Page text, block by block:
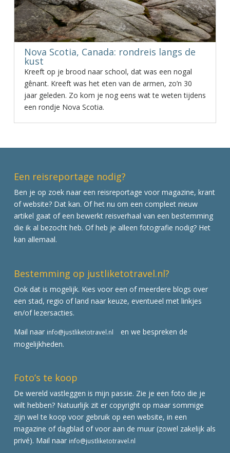
Nova Scotia, Canada: rondreis langs de
kust
Kreeft op je brood naar school, dat was een nogal
gênant. Kreeft was het eten van de armen, zo’n 30
jaar geleden. Zo kom je nog eens wat te weten tijdens
een rondje Nova Scotia.
Een reisreportage nodig?
Ben je op zoek naar een reisreportage voor magazine, krant
of website? Dat kan. Of het nu om een compleet nieuw
artikel gaat of een bewerkt reisverhaal van een bestemming
die ik al bezocht heb. Of heb je alleen fotografie nodig? Het
kan allemaal.
Bestemming op justliketotravel.nl?
Ook dat is mogelijk. Kies voor een of meerdere blogs over
een stad, regio of land naar keuze, eventueel met linkjes
en/of lezersacties.
Mail naar info@justliketotravel.nl
en we bespreken de
mogelijkheden.
Foto’s te koop
De wereld vastleggen is mijn passie. Zie je een foto die je
wilt hebben? Natuurlijk zit er copyright op maar sommige
zijn wel te koop voor gebruik op een website, in een
magazine of dagblad of voor aan de muur (zowel zakelijk als
privé). Mail naar info@justliketotravel.nl